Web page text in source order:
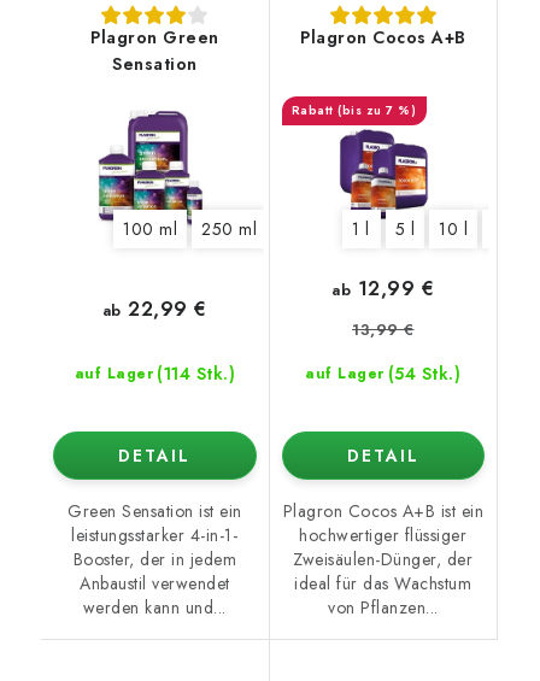
Plagron Green
Sensation
100 ml 250 ml 1 l 5 l 10 l
auf Lager (114 Stk.)
ab 22,99 €
DETAIL
Green Sensation ist ein
leistungsstarker 4-in-1-
Booster, der in jedem
Anbaustil verwendet
werden kann und...
Plagron Cocos A+B
(bis zu 7 %)
1 l 5 l 10 l
auf Lager (54 Stk.)
ab 12,99 €
13,99 €
DETAIL
Plagron Cocos A+B ist ein
hochwertiger flüssiger
Zweisäulen-Dünger, der
ideal für das Wachstum
von Pflanzen...